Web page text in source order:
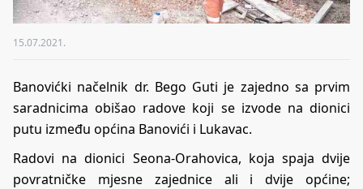
15.07.2021.
Banovićki načelnik dr. Bego Guti je zajedno sa prvim
saradnicima obišao radove koji se izvode na dionici
putu između općina Banovići i Lukavac.
Radovi na dionici Seona-Orahovica, koja spaja dvije
povratničke mjesne zajednice ali i dvije općine;